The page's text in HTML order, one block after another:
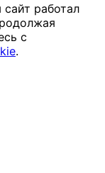
работал
с
.